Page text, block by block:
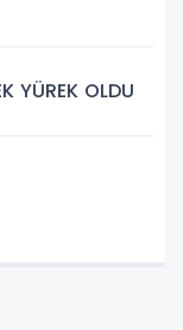
YÜREK OLDU